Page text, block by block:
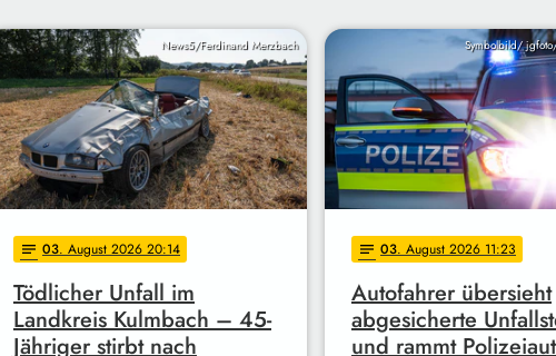
News5/Ferdinand Merzbach
notes 03. August 2026 20:14
Tödlicher Unfall im
Landkreis Kulmbach – 45-
Jähriger stirbt nach
Symbolbild/
notes 03. August 2026 11:23
Autofahrer übersieht
abgesicherte
und rammt